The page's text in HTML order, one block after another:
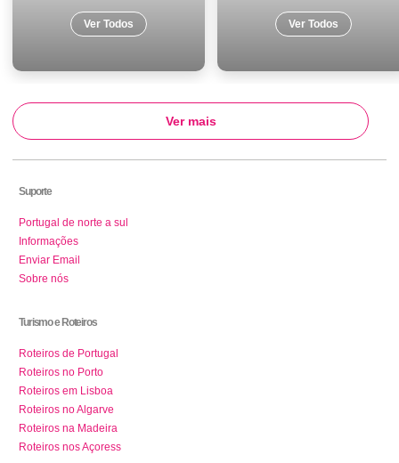
Ver Todos Ver Todos
Ver mais
Suporte
Portugal de norte a sul
Informações
Enviar Email
Sobre nós
Turismo e Roteiros
Roteiros de Portugal
Roteiros no Porto
Roteiros em Lisboa
Roteiros no Algarve
Roteiros na Madeira
Roteiros nos Açoress